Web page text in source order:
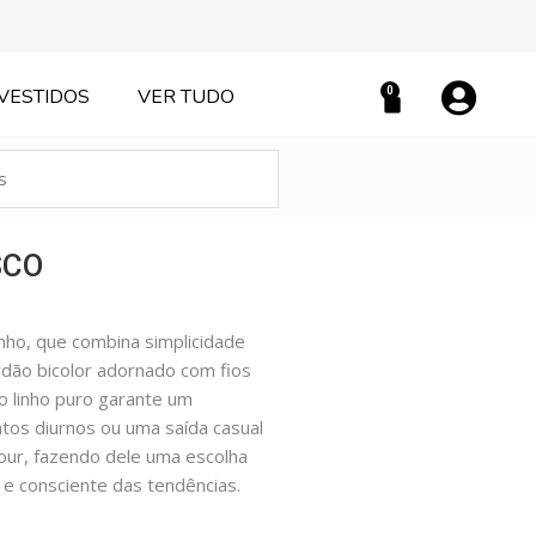
VER TUDO 0
Carrinho
que combina simplicidade
bicolor adornado com fios
linho puro garante um
diurnos ou uma saída casual
fazendo dele uma escolha
consciente das tendências.